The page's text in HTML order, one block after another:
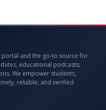
portal and the go-to source for
educational podcasts,
We empower students,
reliable, and verified